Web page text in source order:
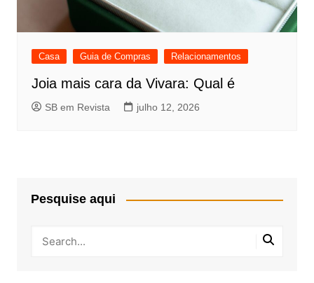
Casa Guia de Compras Relacionamentos
Joia mais cara da Vivara: Qual é
SB em Revista julho 12, 2026
Pesquise aqui